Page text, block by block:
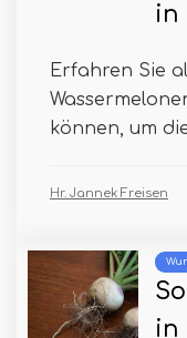
in
Erfahren Sie
können, um
Hr. Jannek Freisen
in